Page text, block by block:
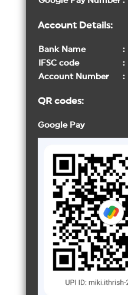
Account Details:
Bank Name :
IFSC code
:
Account Number
:
QR codes:
Google Pay